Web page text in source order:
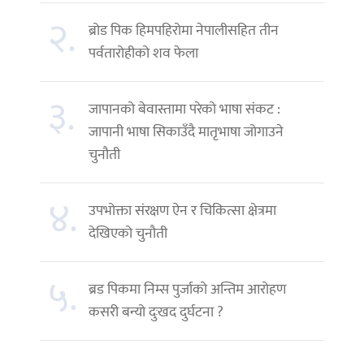
२. ब्रोड पिक हिमपहिरोमा नेपालीसहित तीन
पर्वतारोहीको शव फेला
३.
जापानको बेवास्तामा परेको भाषा संकट :
जापानी भाषा सिकाउँदै मातृभाषा जोगाउने
चुनौती
४. उपभोक्ता संरक्षण ऐन र चिकित्सा क्षेत्रमा
देखिएको चुनौती
५. ब्रड पिकमा निम्स पुर्जाको अन्तिम आरोहण
कसरी बन्यो दुःखद दुर्घटना ?